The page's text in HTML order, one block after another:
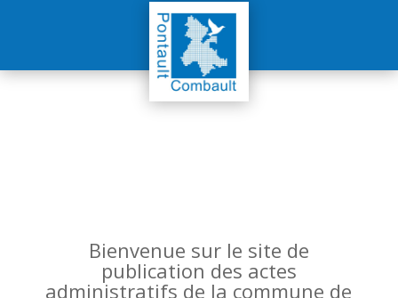
Bienvenue sur le site de
publication des actes
administratifs de la commune de